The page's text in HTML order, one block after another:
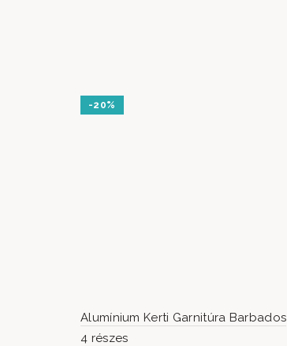
-20%
Alumínium Kerti Garnitúra Barbados
4 részes